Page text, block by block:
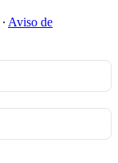
∙ Aviso de